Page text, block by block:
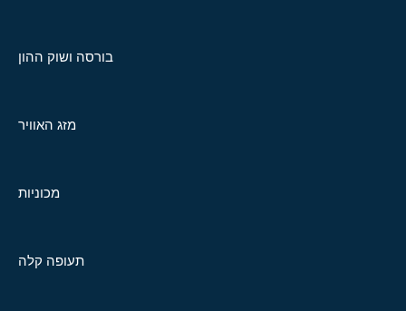
בורסה ושוק ההון
מזג האוויר
מכוניות
תעופה קלה